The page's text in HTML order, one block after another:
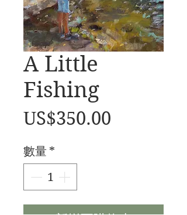
A Little
Fishing
US$350.00
數量 *